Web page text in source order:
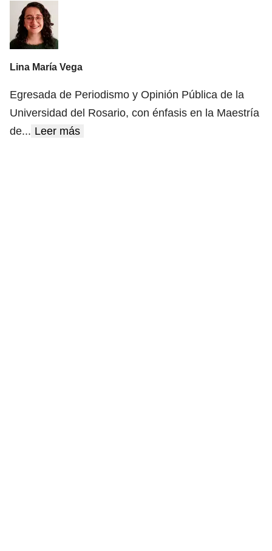
Lina María Vega
Egresada de Periodismo y Opinión Pública de la
Universidad del Rosario, con énfasis en la Maestría
de... Leer más